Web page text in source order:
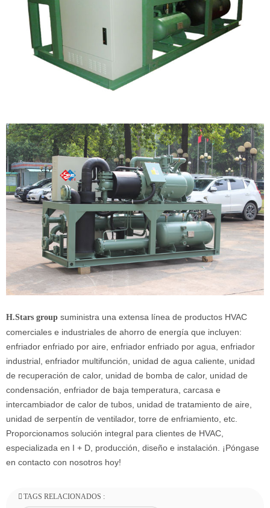
H.Stars group suministra una extensa línea de productos HVAC
comerciales e industriales de ahorro de energía que incluyen:
enfriador enfriado por aire, enfriador enfriado por agua, enfriador
industrial, enfriador multifunción, unidad de agua caliente, unidad
de recuperación de calor, unidad de bomba de calor, unidad de
condensación, enfriador de baja temperatura, carcasa e
intercambiador de calor de tubos, unidad de tratamiento de aire,
unidad de serpentín de ventilador, torre de enfriamiento, etc.
Proporcionamos solución integral para clientes de HVAC,
especializada en I + D, producción, diseño e instalación.
¡Póngase
en contacto con nosotros hoy!
TAGS RELACIONADOS :